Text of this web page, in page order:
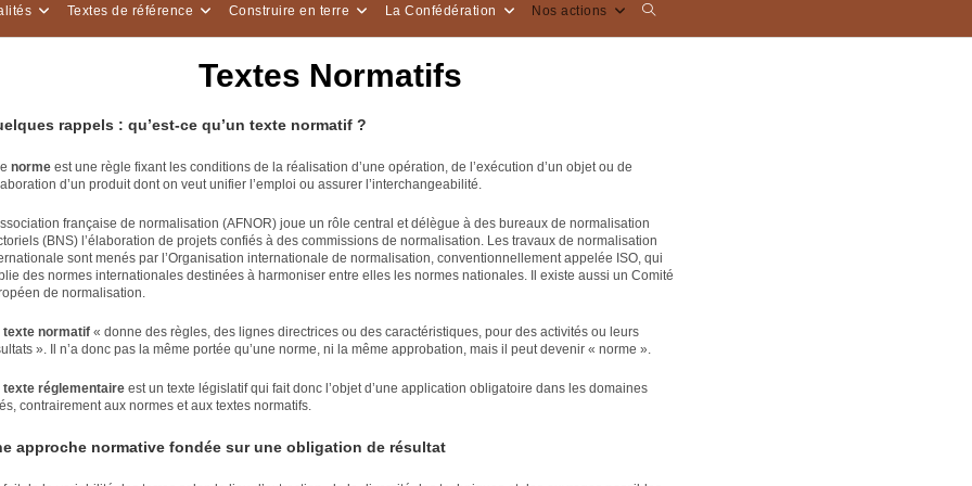
Textes de référence Construire en terre La Confédération Nos actions
Toggle
Textes Normatifs
rappels : qu’est-ce qu’un texte normatif ?
norme est une règle fixant les conditions de la réalisation d’une opération, de l’exécution d’un objet ou de
d’un produit dont on veut unifier l’emploi ou assurer l’interchangeabilité.
française de normalisation (AFNOR) joue un rôle central et délègue à des bureaux de normalisation
(BNS) l’élaboration de projets confiés à des commissions de normalisation. Les travaux de normalisation
sont menés par l’Organisation internationale de normalisation, conventionnellement appelée ISO, qui
des normes internationales destinées à harmoniser entre elles les normes nationales. Il existe aussi un Comité
de normalisation.
texte normatif « donne des règles, des lignes directrices ou des caractéristiques, pour des activités ou leurs
». Il n’a donc pas la même portée qu’une norme, ni la même approbation, mais il peut devenir « norme ».
texte réglementaire est un texte législatif qui fait donc l’objet d’une application obligatoire dans les domaines
contrairement aux normes et aux textes normatifs.
approche normative fondée sur une obligation de résultat